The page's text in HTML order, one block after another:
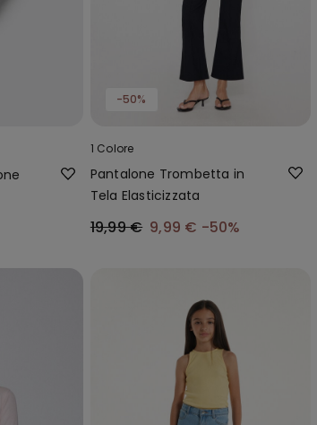
-50%
1 Colore
Pantalone Trombetta in
Tela Elasticizzata
19,99 € 9,99 € -50%